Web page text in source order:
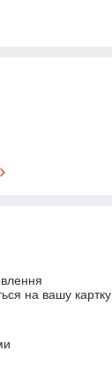
на вашу картку